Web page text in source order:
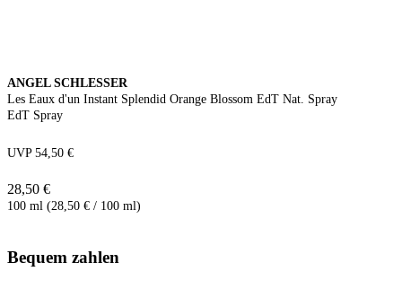
ANGEL SCHLESSER
Les Eaux d'un Instant Splendid Orange Blossom EdT Nat. Spray
EdT Spray
UVP 54,50 €
28,50 €
100 ml (28,50 € / 100 ml)
Bequem zahlen